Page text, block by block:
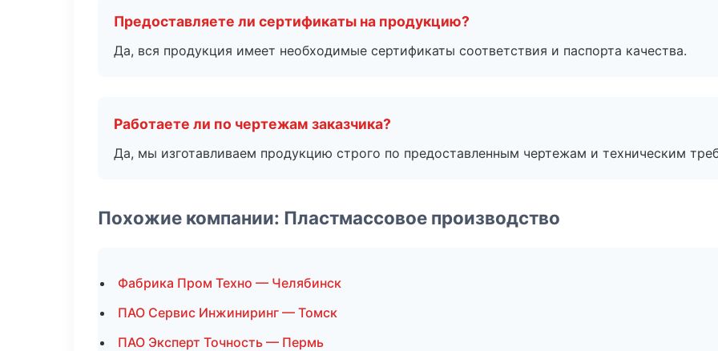
Предоставляете ли сертификаты на продукцию?
Да, вся продукция имеет необходимые сертификаты соответствия и паспорта качества.
Работаете ли по чертежам заказчика?
Да, мы изготавливаем продукцию строго по предоставленным чертежам и техническим
Похожие компании: Пластмассовое производство
Фабрика Пром Техно — Челябинск
ПАО Сервис Инжиниринг — Томск
ПАО Эксперт Точность — Пермь